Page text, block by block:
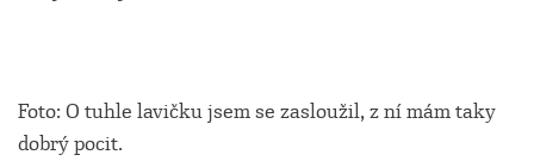
Foto: O tuhle lavičku jsem se zasloužil, z ní mám taky
dobrý pocit.